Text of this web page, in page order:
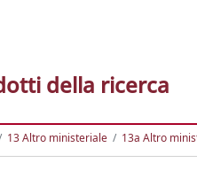
della ricerca
13 Altro ministeriale 13a Altro